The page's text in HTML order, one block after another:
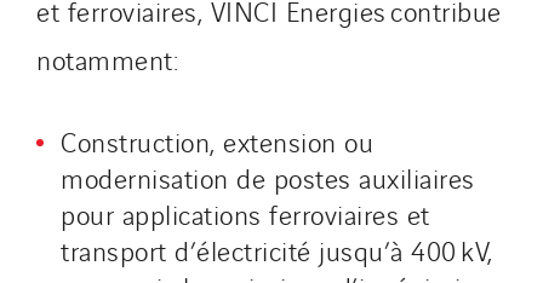
et ferroviaires, VINCI Energies contribue
notamment:
Construction, extension ou
modernisation de postes auxiliaires
pour applications ferroviaires et
transport d’électricité jusqu’à 400 kV,